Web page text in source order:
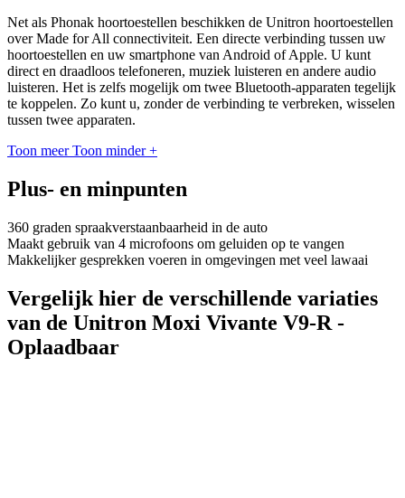
Net als Phonak hoortoestellen beschikken de Unitron hoortoestellen
over Made for All connectiviteit. Een directe verbinding tussen uw
hoortoestellen en uw smartphone van Android of Apple. U kunt
direct en draadloos telefoneren, muziek luisteren en andere audio
luisteren. Het is zelfs mogelijk om twee Bluetooth-apparaten tegelijk
te koppelen. Zo kunt u, zonder de verbinding te verbreken, wisselen
tussen twee apparaten.
Toon meer Toon minder +
Plus- en minpunten
360 graden spraakverstaanbaarheid in de auto
Maakt gebruik van 4 microfoons om geluiden op te vangen
Makkelijker gesprekken voeren in omgevingen met veel lawaai
Vergelijk hier de verschillende variaties
van de Unitron Moxi Vivante V9-R -
Oplaadbaar